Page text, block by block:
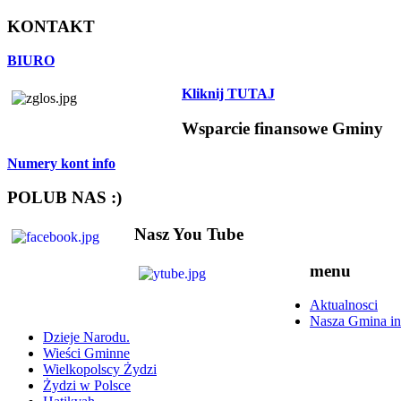
KONTAKT
BIURO
Kliknij TUTAJ
Wsparcie finansowe Gminy
Numery kont info
POLUB NAS :)
Nasz You Tube
menu
Aktualnosci
Nasza Gmina
Dzieje Narodu.
Wieści Gminne
Wielkopolscy Żydzi
Żydzi w Polsce